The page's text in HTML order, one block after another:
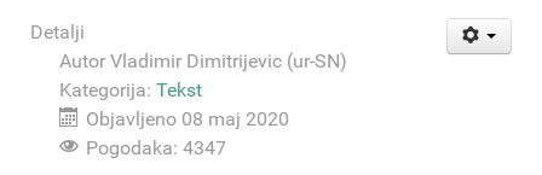
Detalji
Autor Vladimir Dimitrijevic (ur-SN)
Kategorija: Tekst
Objavljeno 08 maj 2020
Pogodaka: 4347